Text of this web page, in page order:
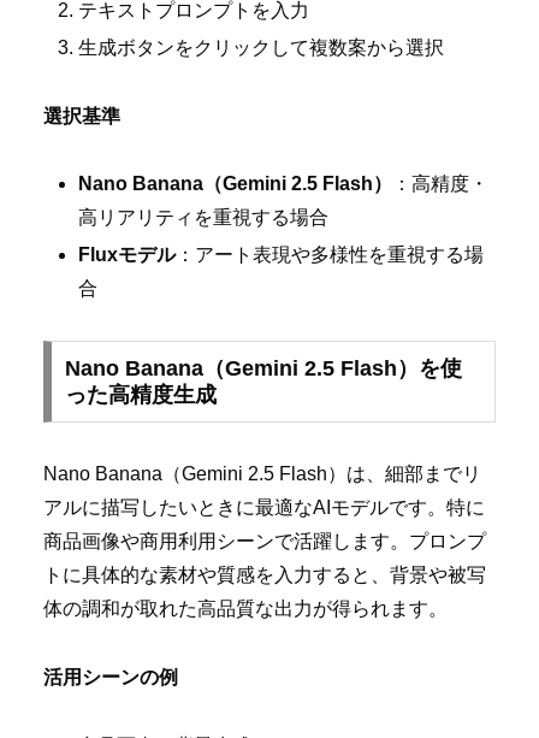
テキストプロンプトを入力
生成ボタンをクリックして複数案から選択
選択基準
Nano Banana（Gemini 2.5 Flash）
：高精度・
高リアリティを重視する場合
Fluxモデル：アート表現や多様性を重視する場
合
Nano Banana（Gemini 2.5 Flash）を使
った高精度生成
Nano Banana（Gemini 2.5 Flash）は、細部までリ
アルに描写したいときに最適なAIモデルです。特に
商品画像や商用利用シーンで活躍します。プロンプ
トに具体的な素材や質感を入力すると、背景や被写
体の調和が取れた高品質な出力が得られます。
活用シーンの例